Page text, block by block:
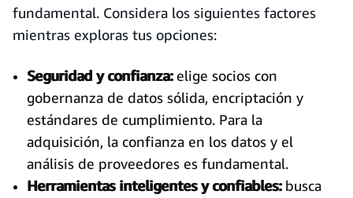
fundamental. Considera los siguientes factores
mientras exploras tus opciones:
Seguridad y confianza:elige socios con
gobernanza de datos sólida, encriptación y
estándares de cumplimiento. Para la
adquisición, la confianza en los datos y el
análisis de proveedores es fundamental.
Herramientas inteligentes y confiables:busca